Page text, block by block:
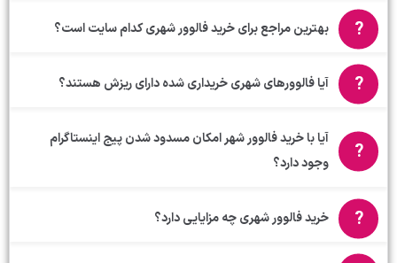
بهترین مراجع برای خرید فالوور شهری کدام سایت است؟
آیا فالوورهای شهری خریداری شده دارای ریزش هستند؟
آیا با خرید فالوور شهر امکان مسدود شدن پیج اینستاگرام
وجود دارد؟
خرید فالوور شهری چه مزایایی دارد؟